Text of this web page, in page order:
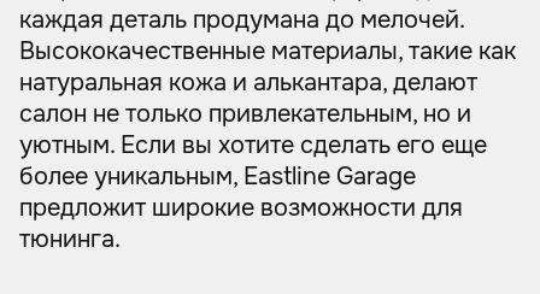
каждая деталь продумана до мелочей.
Высококачественные материалы, такие как
натуральная кожа и алькантара, делают
салон не только привлекательным, но и
уютным. Если вы хотите сделать его еще
более уникальным, Eastline Garage
предложит широкие возможности для
тюнинга.